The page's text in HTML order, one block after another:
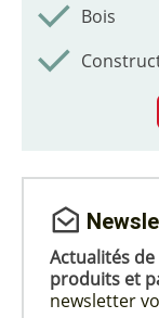
Bois
Actualités
produits et
newsletter